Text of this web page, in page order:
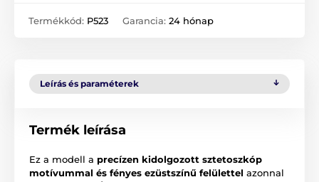
Termékkód: P523 Garancia: 24 hónap
Leírás és paraméterek
Termék leírása
Ez a modell a precízen kidolgozott sztetoszkóp
motívummal és fényes ezüstszínű felülettel azonnal